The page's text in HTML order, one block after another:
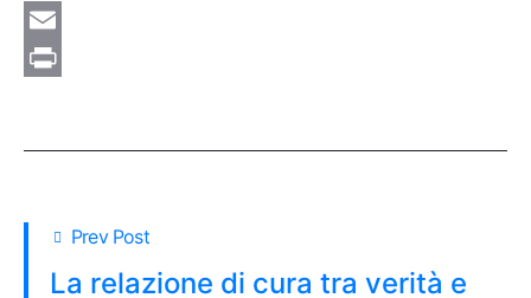
Email
Prev Post
La relazione di cura tra verità e